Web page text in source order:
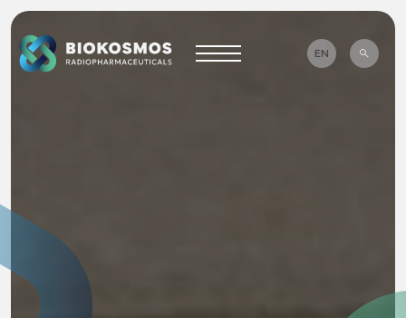
EN
WHAT ARE YOU LOOKING FOR?